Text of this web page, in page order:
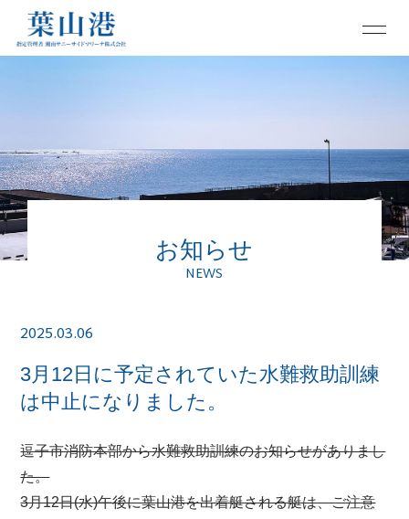
お知らせ
NEWS
2025.03.06
3月12日に予定されていた水難救助訓練
は中止になりました。
逗子市消防本部から水難救助訓練のお知らせがありまし
た。
3月12日(水)午後に葉山港を出着艇される艇は、ご注意